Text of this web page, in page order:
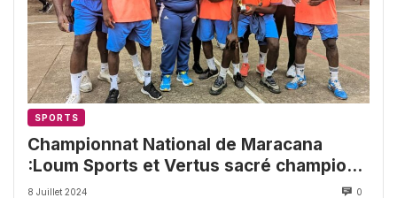
SPORTS
Championnat National de Maracana
:Loum Sports et Vertus sacré champion
départemental
8 Juillet 2024 0